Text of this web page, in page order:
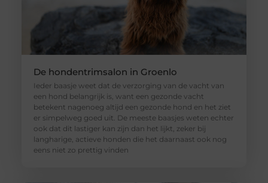
De hondentrimsalon in Groenlo
Ieder baasje weet dat de verzorging van de vacht van
een hond belangrijk is, want een gezonde vacht
betekent nagenoeg altijd een gezonde hond en het ziet
er simpelweg goed uit. De meeste baasjes weten echter
ook dat dit lastiger kan zijn dan het lijkt, zeker bij
langharige, actieve honden die het daarnaast ook nog
eens niet zo prettig vinden